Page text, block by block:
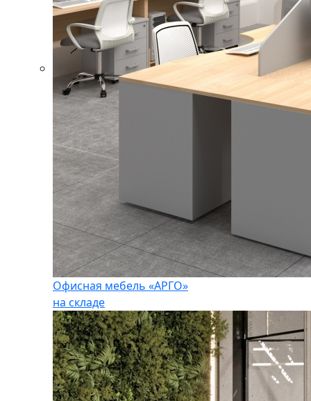
Офисная мебель «АРГО»
на складе